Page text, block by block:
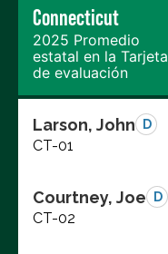
Connecticut
2025 Promedio
estatal en la Tarjeta
de evaluación
Larson, John D
CT-01
Courtney, Joe D
CT-02